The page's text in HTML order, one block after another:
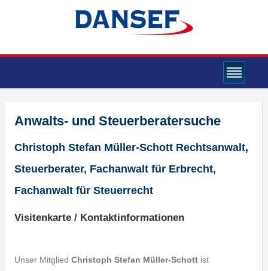
Anwalts- und Steuerberatersuche
Christoph Stefan Müller-Schott Rechtsanwalt,
Steuerberater, Fachanwalt für Erbrecht,
Fachanwalt für Steuerrecht
Visitenkarte / Kontaktinformationen
Unser Mitglied Christoph Stefan Müller-Schottist